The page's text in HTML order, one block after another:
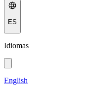
ES
Idiomas
English